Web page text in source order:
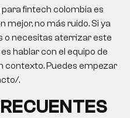
fintech colombia es
mejor, no más ruido. Si ya
o necesitas aterrizar este
hablar con el equipo de
contexto. Puedes empezar
.